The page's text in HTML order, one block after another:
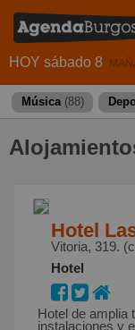
HOY sábado 8
Música (88)
Hotel
Vitoria, 319.
Hotel
Hotel de amplia
instalaciones y